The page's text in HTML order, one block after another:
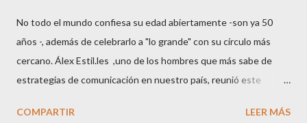
No todo el mundo confiesa su edad abiertamente -son ya 50
años -, además de celebrarlo a "lo grande" con su círculo más
cercano. Álex Estil.les ,uno de los hombres que más sabe de
estrategias de comunicación en nuestro país, reunió este
colaboradores y amigos que a lo largo de su vida profesional han
COMPARTIR LEER MÁS